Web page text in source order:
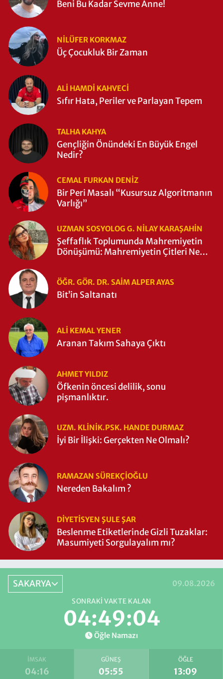
Beni Bu Kadar Sevme Anne!
NILÜFER KORKMAZ
Üç Çocukluk Bir Zaman
ALI HAMDI KAHVECİ
Sıfır Hata, Periler ve Parlayan Tepem
TALHA KAHYA
Gençliğin Önündeki En Büyük Engel
Nedir?
CEMAL FURKAN DENİZ
Bir Peri Masalı “Kusursuz Algoritmanın
Varlığı”
UZMAN SOSYOLOG G. NILAY KARAŞAHİN
Şeffaflık Toplumunda Mahremiyetin
Dönüşümü: Mahremiyetin Çitleri Ne
ÖĞR. GÖR. DR. SAIM ALPER AYAS
Bit’in Saltanatı
ALI KEMAL YENER
Aranan Takım Sahaya Çıktı
AHMET YILDIZ
Öfkenin öncesi delilik, sonu
pişmanlıktır.
UZM. KLINIK.PSK. HANDE DURMAZ
İyi Bir İlişki: Gerçekten Ne Olmalı?
RAMAZAN SÜREKÇIOĞLU
Nereden Bakalım ?
DIYETISYEN ŞULE ŞAR
Beslenme Etiketlerinde Gizli Tuzaklar:
Masumiyeti Sorgulayalım mı?
SAKARYA 09.08.2026
SONRAKI VAKTE KALAN
04:49:03
Öğle Namazı
İMSAK
04:16
GÜNEŞ
05:55
ÖĞLE
13:09